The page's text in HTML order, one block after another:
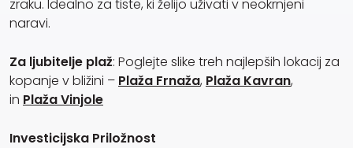
zraku. Idealno za tiste, ki želijo uživati v neokrnjeni
naravi.
Za ljubitelje plaž: Poglejte slike treh najlepših lokacij za
kopanje v bližini – Plaža Frnaža, Plaža Kavran,
in Plaža Vinjole
Investicijska Priložnost